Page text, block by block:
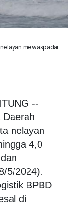
mewaspadai
--
Daerah
nelayan
4,0
5/2024).
BPBD
di